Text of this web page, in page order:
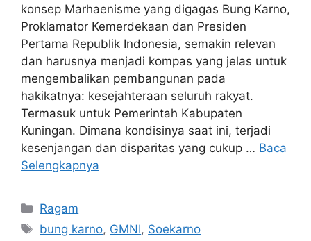
konsep Marhaenisme yang digagas Bung Karno,
Proklamator Kemerdekaan dan Presiden
Pertama Republik Indonesia, semakin relevan
dan harusnya menjadi kompas yang jelas untuk
mengembalikan pembangunan pada
hakikatnya: kesejahteraan seluruh rakyat.
Termasuk untuk Pemerintah Kabupaten
Kuningan. Dimana kondisinya saat ini, terjadi
kesenjangan dan disparitas yang cukup … Baca
Selengkapnya
Kategori
Ragam
Tag
bung karno, GMNI, Soekarno